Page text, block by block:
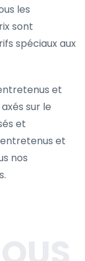
les
sont
spéciaux aux
et
sur le
et
et
nos